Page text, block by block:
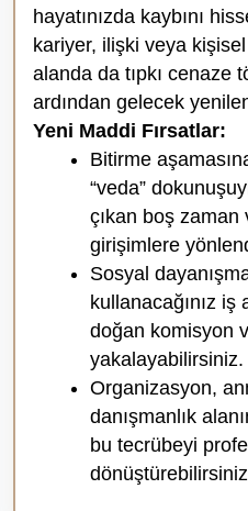
hayatınızda kaybını
kariyer, ilişki veya
alanda da tıpkı cenaze
ardından gelecek
Yeni Maddi Fırsatlar:
Bitirme
“veda”
çıkan boş zaman
girişimlere
Sosyal
kullanacağınız iş
doğan komisyon
yakalayabilirsiniz.
Organizasyon,
danışmanlık
bu tecrübeyi